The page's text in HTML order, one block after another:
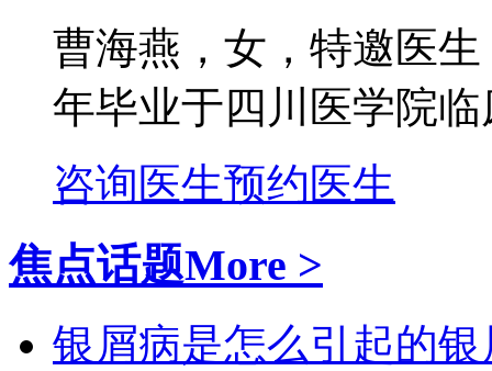
曹海燕，女，特邀医
年毕业于四川医学院
咨询医生预约医生
焦点话题More >
银屑病是怎么引起的银